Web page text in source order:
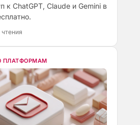
к ChatGPT, Claude и Gemini в
ПЛАТФОРМАМ